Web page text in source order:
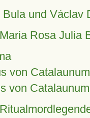
Bula und Václav
Maria Rosa Julia
von Catalaunum
von Catalaunum